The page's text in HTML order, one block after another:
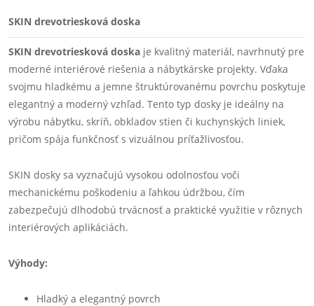
SKIN drevotriesková doska
SKIN drevotriesková doska je kvalitný materiál, navrhnutý pre
moderné interiérové riešenia a nábytkárske projekty. Vďaka
svojmu hladkému a jemne štruktúrovanému povrchu poskytuje
elegantný a moderný vzhľad. Tento typ dosky je ideálny na
výrobu nábytku, skríň, obkladov stien či kuchynských liniek,
pričom spája funkčnosť s vizuálnou príťažlivosťou.
SKIN dosky sa vyznačujú vysokou odolnosťou voči
mechanickému poškodeniu a ľahkou údržbou, čím
zabezpečujú dlhodobú trvácnosť a praktické využitie v rôznych
interiérových aplikáciách.
Výhody:
Hladký a elegantný povrch